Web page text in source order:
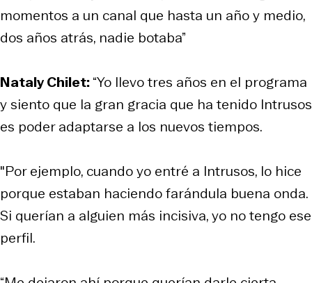
momentos a un canal que hasta un año y medio,
dos años atrás, nadie botaba”
Nataly Chilet:“Yo llevo tres años en el programa
y siento que la gran gracia que ha tenido Intrusos
es poder adaptarse a los nuevos tiempos.
"Por ejemplo, cuando yo entré a Intrusos, lo hice
porque estaban haciendo farándula buena onda.
Si querían a alguien más incisiva, yo no tengo ese
perfil.